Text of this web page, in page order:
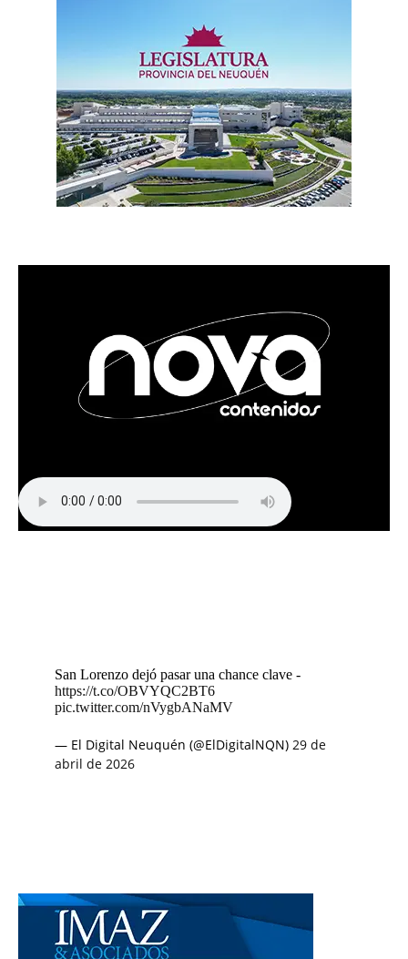
San Lorenzo dejó pasar una chance clave -
https://t.co/OBVYQC2BT6
pic.twitter.com/nVygbANaMV
— El Digital Neuquén (@ElDigitalNQN) 29 de
abril de 2026